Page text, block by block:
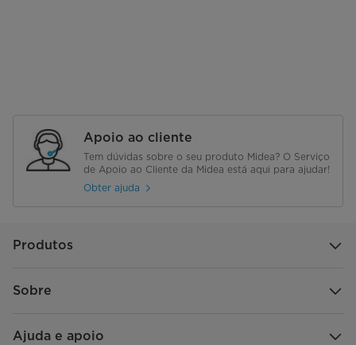
Apoio ao cliente
Tem dúvidas sobre o seu produto Midea? O Serviço
de Apoio ao Cliente da Midea está aqui para ajudar!
Obter ajuda
Produtos
Sobre
Ajuda e apoio